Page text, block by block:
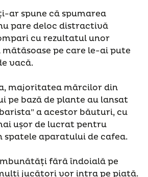
ar spune că spumarea
pare deloc distractivă
cu rezultatul unor
pe care le-ai pute
vacă.
majoritatea mărcilor din
pe bază de plante au lansat
a acestor băuturi, cu
ușor de lucrat pentru
spatele aparatului de cafea.
fără îndoială pe
jucători vor intra pe piață.